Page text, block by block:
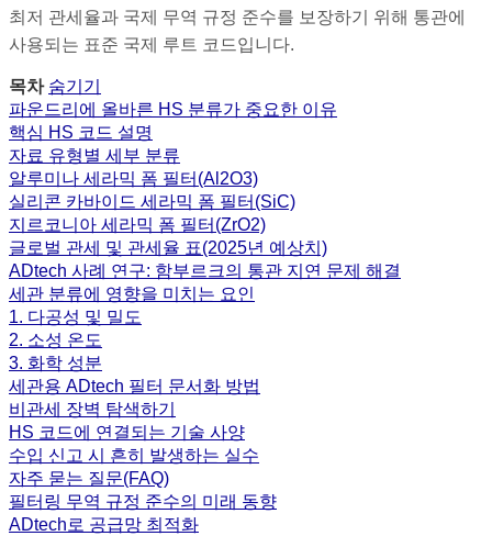
최저 관세율과 국제 무역 규정 준수를 보장하기 위해 통관에
사용되는 표준 국제 루트 코드입니다.
목차 숨기기
파운드리에 올바른 HS 분류가 중요한 이유
핵심 HS 코드 설명
자료 유형별 세부 분류
알루미나 세라믹 폼 필터(Al2O3)
실리콘 카바이드 세라믹 폼 필터(SiC)
지르코니아 세라믹 폼 필터(ZrO2)
글로벌 관세 및 관세율 표(2025년 예상치)
ADtech 사례 연구: 함부르크의 통관 지연 문제 해결
세관 분류에 영향을 미치는 요인
1. 다공성 및 밀도
2. 소성 온도
3. 화학 성분
세관용 ADtech 필터 문서화 방법
비관세 장벽 탐색하기
HS 코드에 연결되는 기술 사양
수입 신고 시 흔히 발생하는 실수
자주 묻는 질문(FAQ)
필터링 무역 규정 준수의 미래 동향
ADtech로 공급망 최적화